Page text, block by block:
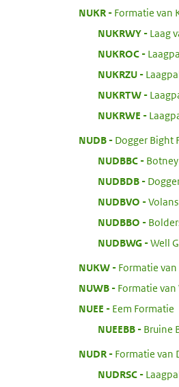
NUKR:
Formatie van
NUKRWY:
Laag
NUKROC:
NUKRZU:
NUKRTW:
NUKRWE
NUDB:
Dogger Bight
NUDBBC:
NUDBDB:
NUDBVO
NUDBBO
NUDBWG:
Well
NUKW:
Formatie
NUWB:
Formatie
NUEE
Eem Formatie
NUEEBB:
Bruine
NUDR:
Formatie van
NUDRSC: